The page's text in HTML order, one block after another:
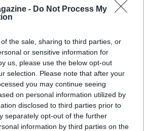
- Do Not Process My
the sale, sharing to third parties, or
or sensitive information for
us, please use the below opt-out
selection. Please note that after your
you may continue seeing
on personal information utilized by
disclosed to third parties prior to
separately opt-out of the further
information by third parties on the
compaiono elementi di ogni tipo:
il portiere ceco del Psv Eindhoven e
E ancora: Manna studia da mesi
un terzino da affiancare a Di
a essere quelli di Anan Khalaili,
Saint-Gilloise, e Dodo, 27 anni,
Il primo costa 22,5 milioni di euro,
centro della difesa l'obiettivo è Gila,
Lotito ha promesso a Gattuso di
nonostante sia in scadenza nel 2027".